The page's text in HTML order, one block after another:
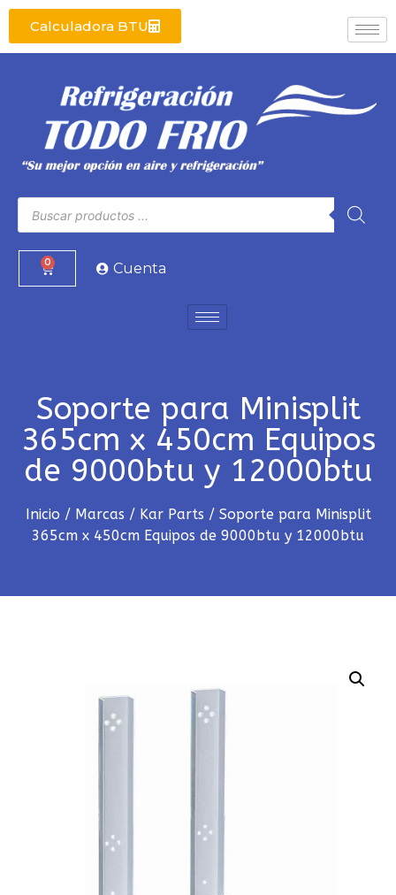
Calculadora BTU
0 Cuenta
Soporte para Minisplit
365cm x 450cm Equipos
de 9000btu y 12000btu
Inicio / Marcas / Kar Parts / Soporte para Minisplit
365cm x 450cm Equipos de 9000btu y 12000btu